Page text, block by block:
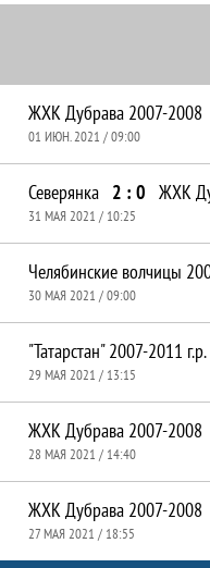
ЖХК Дубрава 2007-2008
01 ИЮН. 2021 / 09:00
Северянка 2 : 0 ЖХК
31 МАЯ 2021 / 10:25
30 МАЯ 2021 / 09:00
"Татарстан" 2007-2011 г.р.
29 МАЯ 2021 / 13:15
ЖХК Дубрава 2007-2008
28 МАЯ 2021 / 14:40
ЖХК Дубрава 2007-2008
27 МАЯ 2021 / 18:55